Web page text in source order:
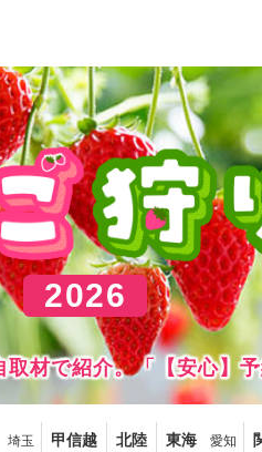
2026
材で紹介。「【安心】
埼玉 甲信越 北陸 東海 愛知